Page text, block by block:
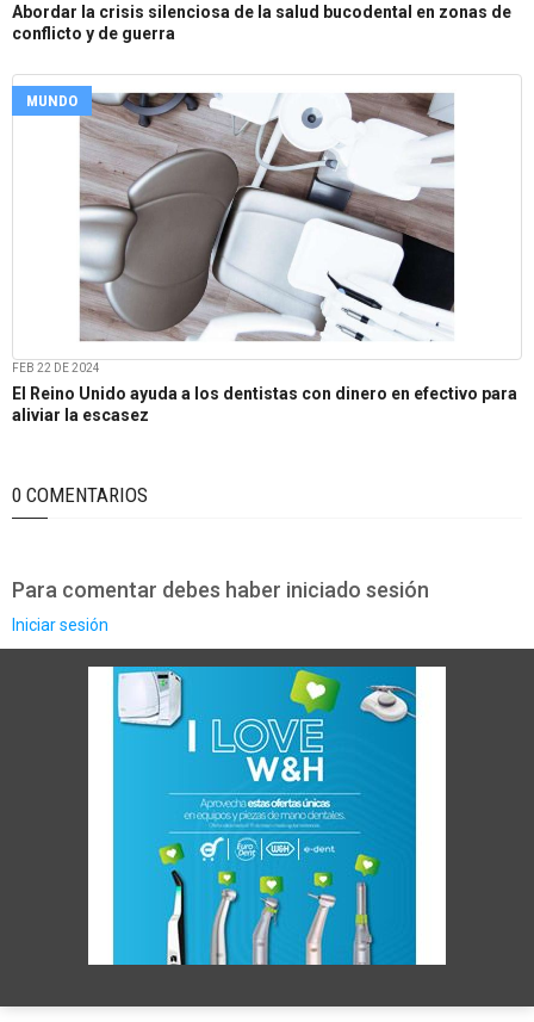
Abordar la crisis silenciosa de la salud bucodental en zonas de
conflicto y de guerra
MUNDO
FEB 22 DE 2024
El Reino Unido ayuda a los dentistas con dinero en efectivo para
aliviar la escasez
0 COMENTARIOS
Para comentar debes haber iniciado sesión
Iniciar sesión